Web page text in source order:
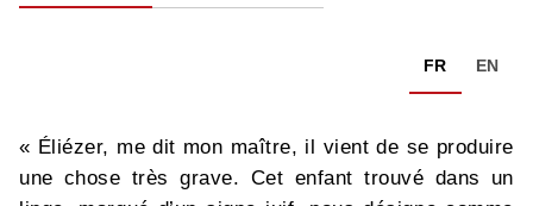
FR EN
« Éliézer, me dit mon maître, il vient de se produire
une chose très grave. Cet enfant trouvé dans un